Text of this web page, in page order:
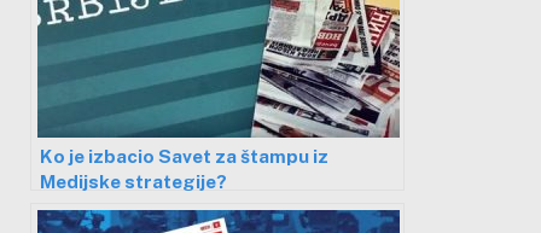
Ko je izbacio Savet za štampu iz
Medijske strategije?